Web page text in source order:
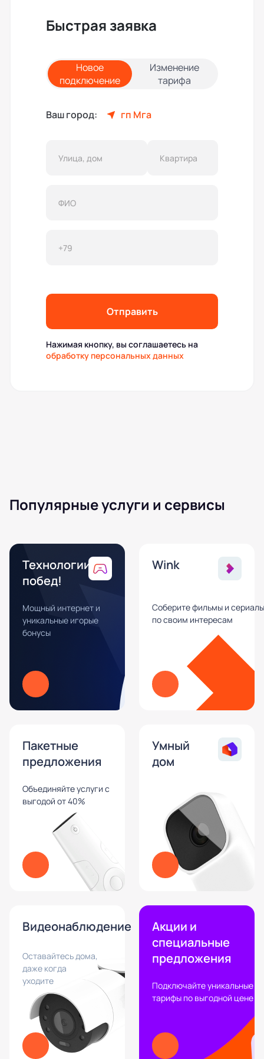
Быстрая заявка
Новое
подключение
Изменение
тарифа
Ваш город: гп Мга
Отправить
Нажимая кнопку, вы соглашаетесь на
обработку персональных данных
Популярные услуги и сервисы
Технологии
побед!
Мощный интернет и
уникальные игорые
бонусы
Wink
Соберите фильмы и сериалы
по своим интересам
Пакетные
предложения
Объединяйте услуги с
выгодой от 40%
Умный
дом
Видеонаблюдение
Оставайтесь дома,
даже когда
уходите
Акции и
специальные
предложения
Подключайте уникальные
тарифы по выгодной цене